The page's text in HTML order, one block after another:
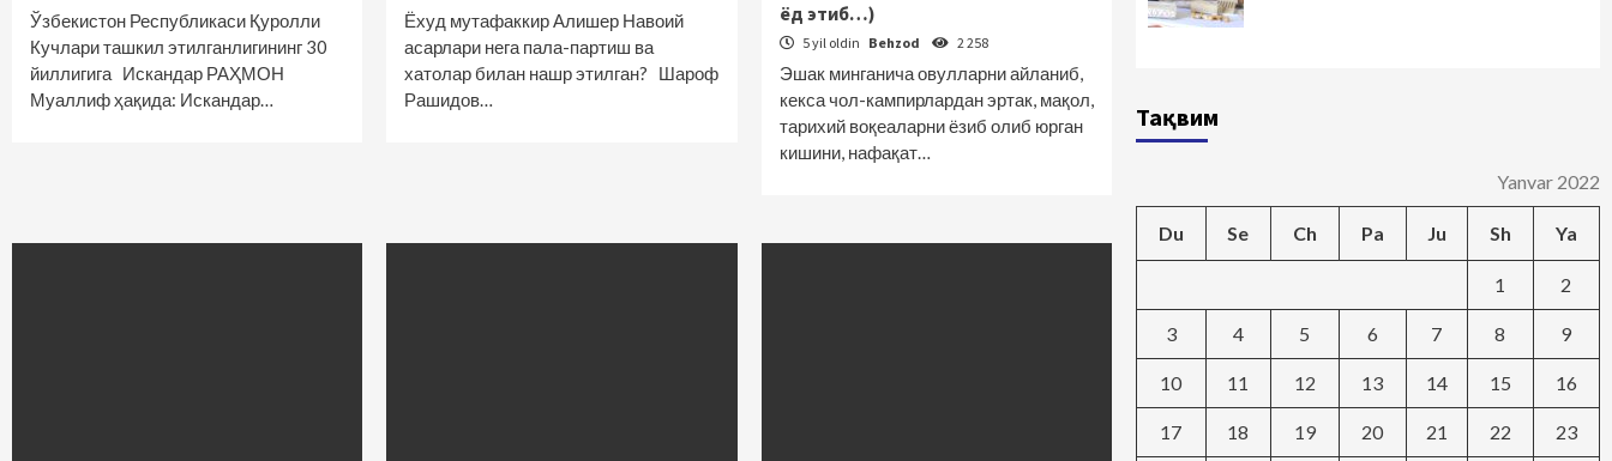
Ўзбекистон Республикаси Қуролли
Кучлари ташкил этилганлигининг 30
йиллигига Искандар РАҲМОН
Муаллиф ҳақида: Искандар…
Ёхуд мутафаккир Алишер Навоий
асарлари нега пала-партиш ва
хатолар билан нашр этилган? Шароф
Рашидов…
ёд этиб…)
5 yil oldin Behzod 2 258
Эшак минганича овулларни айланиб,
кекса чол-кампирлардан эртак, мақол,
тарихий воқеаларни ёзиб олиб юрган
кишини, нафақат…
Тақвим
Yanvar 2022
Du Se Ch Pa Ju Sh Ya
1 2
3 4 5 6 7 8 9
10 11 12 13 14 15 16
17 18 19 20 21 22 23